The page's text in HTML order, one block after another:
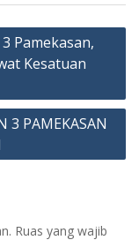
Pamekasan,
Kesatuan
3 PAMEKASAN
Ruas yang wajib